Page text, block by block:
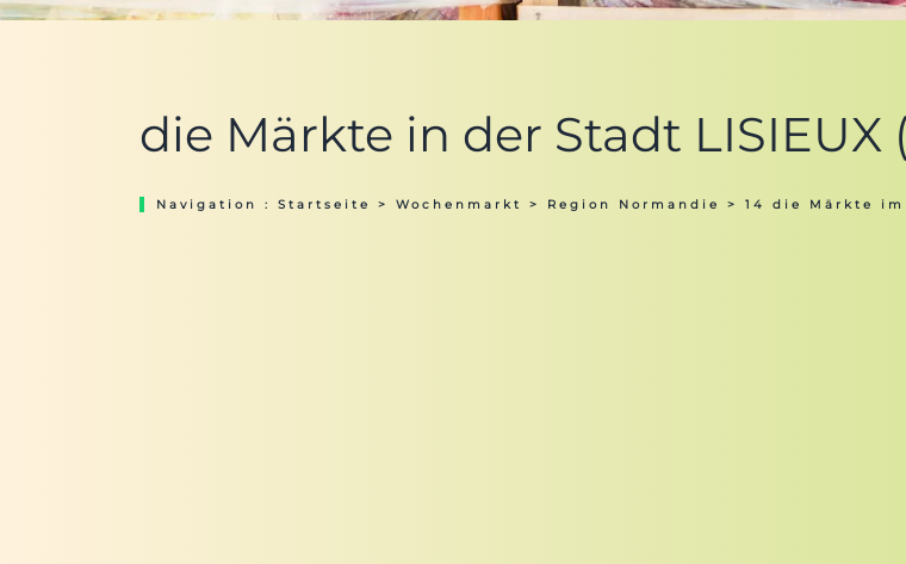
die Märkte in der Stadt LISIEUX
Navigation : Startseite > Wochenmarkt > Region Normandie > 14 die Märkte im